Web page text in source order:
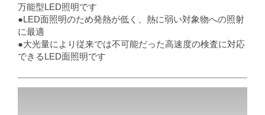
万能型LED照明です
●LED面照明のため発熱が低く、熱に弱い対象物への照射
に最適
●大光量により従来では不可能だった高速度の検査に対応
できるLED面照明です